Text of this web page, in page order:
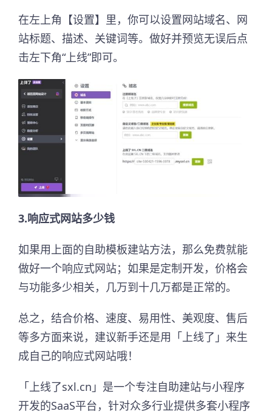
在左上角【设置】里，你可以设置网站域名、网
站标题、描述、关键词等。做好并预览无误后点
击左下角“上线”即可。
3.响应式网站多少钱
如果用上面的自助模板建站方法，那么免费就能
做好一个响应式网站；如果是定制开发，价格会
与功能多少相关，几万到十几万都是正常的。
总之，结合价格、速度、易用性、美观度、售后
等多方面来说，建议新手还是用「上线了」来生
成自己的响应式网站哦！
「上线了sxl.cn」是一个专注自助建站与小程序
开发的SaaS平台，针对众多行业提供多套小程序